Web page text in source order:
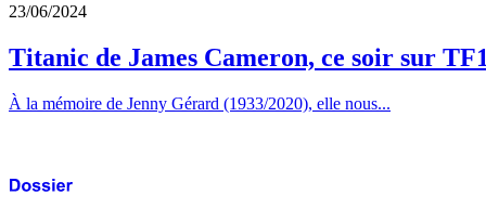
23/06/2024
Titanic de James Cameron, ce soir sur
À la mémoire de Jenny Gérard (1933/2020), elle nous...